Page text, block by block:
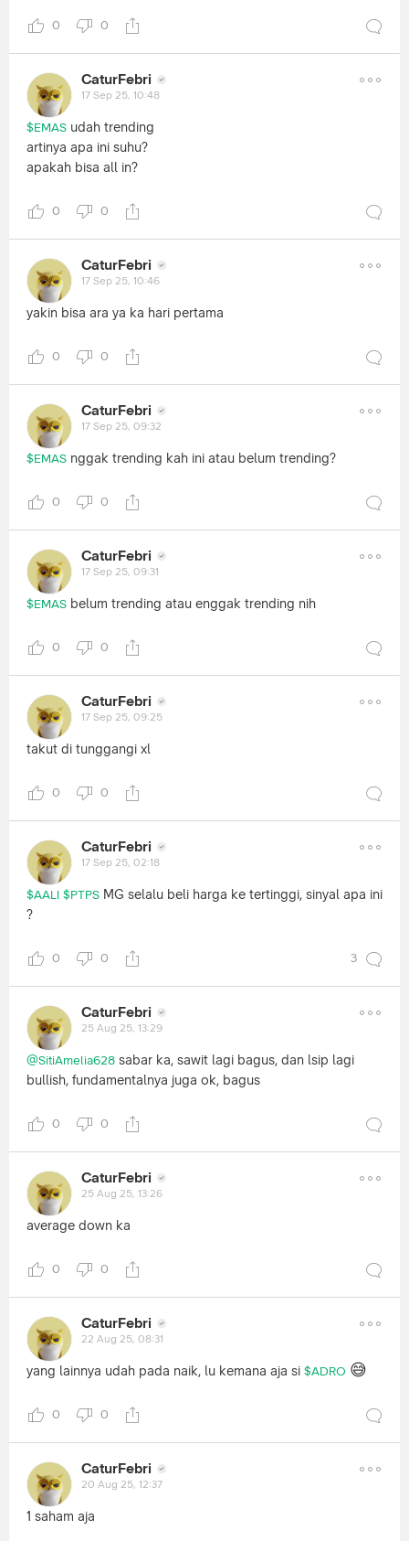
0 0
CaturFebri
17 Sep 25, 10:48
$EMAS udah trending
artinya apa ini suhu?
apakah bisa all in?
0 0
CaturFebri
17 Sep 25, 10:46
yakin bisa ara ya ka hari pertama
0 0
CaturFebri
17 Sep 25, 09:32
$EMAS nggak trending kah ini atau belum trending?
0 0
CaturFebri
17 Sep 25, 09:31
$EMAS belum trending atau enggak trending nih
0 0
CaturFebri
17 Sep 25, 09:25
takut di tunggangi xl
0 0
CaturFebri
17 Sep 25, 02:18
$AALI $PTPS MG selalu beli harga ke tertinggi, sinyal apa ini
?
0 0 3
CaturFebri
25 Aug 25, 13:29
@SitiAmelia628 sabar ka, sawit lagi bagus, dan lsip lagi
bullish, fundamentalnya juga ok, bagus
0 0
CaturFebri
25 Aug 25, 13:26
average down ka
0 0
CaturFebri
22 Aug 25, 08:31
yang lainnya udah pada naik, lu kemana aja si $ADRO 😅
0 0
CaturFebri
20 Aug 25, 12:37
1 saham aja